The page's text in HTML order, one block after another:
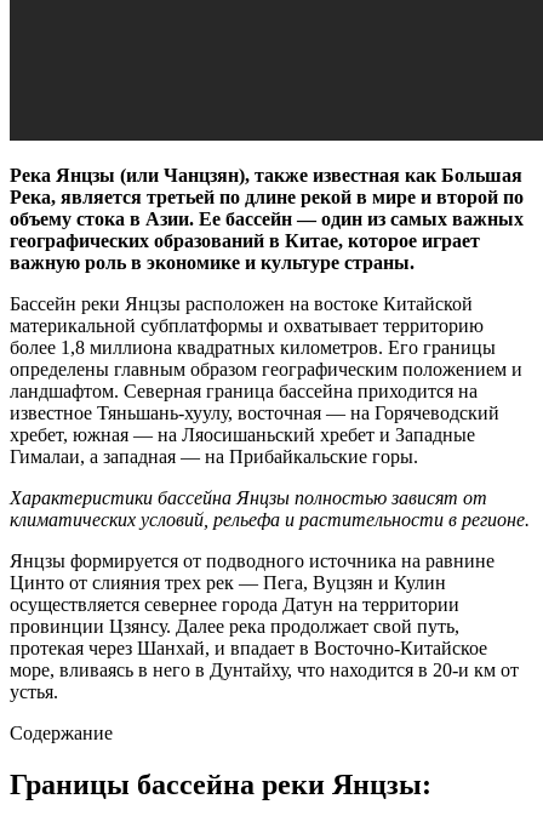
Река Янцзы (или Чанцзян), также известная как Большая
Река, является третьей по длине рекой в мире и второй по
объему стока в Азии. Ее бассейн — один из самых важных
географических образований в Китае, которое играет
важную роль в экономике и культуре страны.
Бассейн реки Янцзы расположен на востоке Китайской
материкальной субплатформы и охватывает территорию
более 1,8 миллиона квадратных километров. Его границы
определены главным образом географическим положением и
ландшафтом. Северная граница бассейна приходится на
известное Тяньшань-хуулу, восточная — на Горячеводский
хребет, южная — на Ляосишаньский хребет и Западные
Гималаи, а западная — на Прибайкальские горы.
Характеристики бассейна Янцзы полностью зависят от
климатических условий, рельефа и растительности в регионе.
Янцзы формируется от подводного источника на равнине
Цинто от слияния трех рек — Пега, Вуцзян и Кулин
осуществляется севернее города Датун на территории
провинции Цзянсу. Далее река продолжает свой путь,
протекая через Шанхай, и впадает в Восточно-Китайское
море, вливаясь в него в Дунтайху, что находится в 20-и км от
устья.
Содержание
Границы бассейна реки Янцзы: